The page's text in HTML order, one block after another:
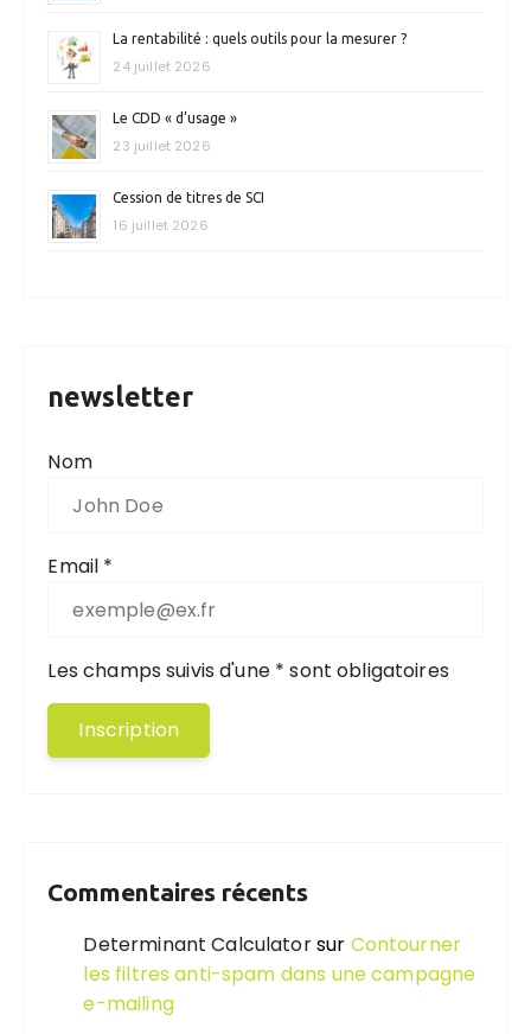
La rentabilité : quels outils pour la mesurer ?
24 juillet 2026
Le CDD « d’usage »
23 juillet 2026
Cession de titres de SCI
16 juillet 2026
newsletter
Nom
Email *
Les champs suivis d'une * sont obligatoires
Commentaires récents
Determinant Calculatorsur Contourner
les filtres anti-spam dans une campagne
e-mailing